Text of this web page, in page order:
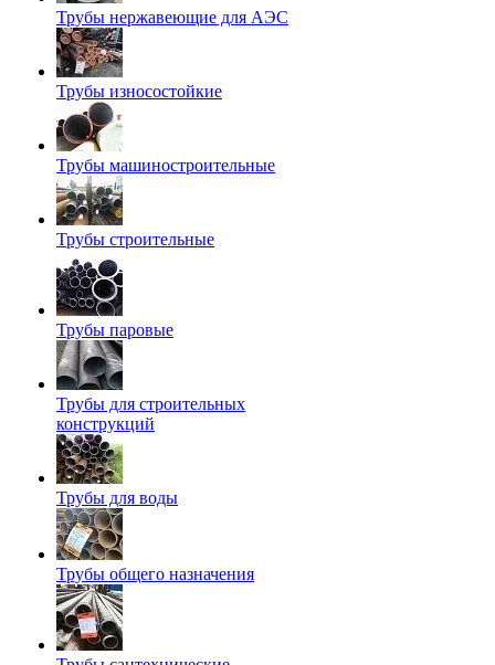
Трубы нержавеющие для АЭС
Трубы износостойкие
Трубы машиностроительные
Трубы строительные
Трубы паровые
Трубы для строительных
конструкций
Трубы для воды
Трубы общего назначения